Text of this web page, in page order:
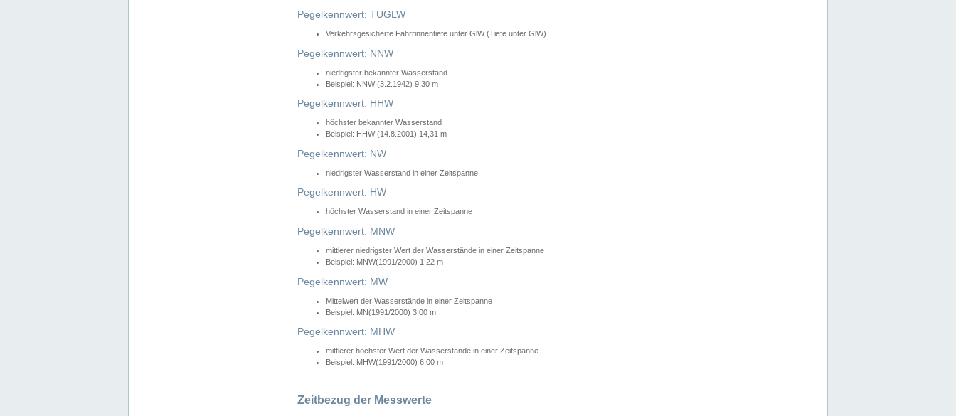
Pegelkennwert: TUGLW
Verkehrsgesicherte Fahrrinnentiefe unter GlW (Tiefe unter GlW)
Pegelkennwert: NNW
niedrigster bekannter Wasserstand
Beispiel: NNW (3.2.1942) 9,30 m
Pegelkennwert: HHW
höchster bekannter Wasserstand
Beispiel: HHW (14.8.2001) 14,31 m
Pegelkennwert: NW
niedrigster Wasserstand in einer Zeitspanne
Pegelkennwert: HW
höchster Wasserstand in einer Zeitspanne
Pegelkennwert: MNW
mittlerer niedrigster Wert der Wasserstände in einer Zeitspanne
Beispiel: MNW(1991/2000) 1,22 m
Pegelkennwert: MW
Mittelwert der Wasserstände in einer Zeitspanne
Beispiel: MN(1991/2000) 3,00 m
Pegelkennwert: MHW
mittlerer höchster Wert der Wasserstände in einer Zeitspanne
Beispiel: MHW(1991/2000) 6,00 m
Zeitbezug der Messwerte